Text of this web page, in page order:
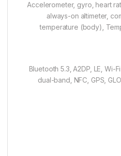
Accelerometer, gyro, heart
always-on altimeter,
temperature (body),
Bluetooth 5.3, A2DP, LE, Wi-
dual-band, NFC, GPS,